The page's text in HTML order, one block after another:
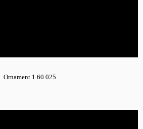
Ornament 1.60.025